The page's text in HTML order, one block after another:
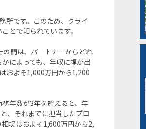
所です。このため、クライ
とで知られています。
間は、パートナーからどれ
によっても、年収に幅が出
およそ1,000万円から1,200
年数が3年を超えると、年
、それまでに担当したプロ
場はおよそ1,600万円から2,